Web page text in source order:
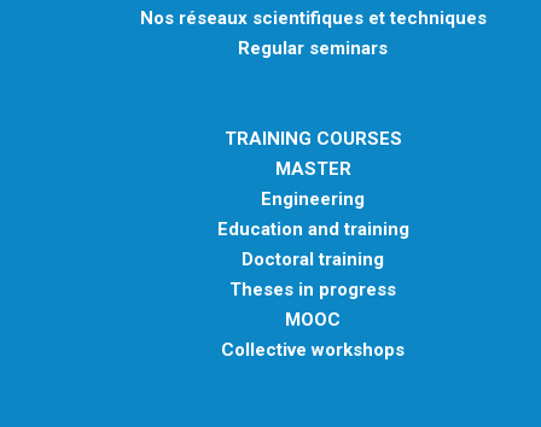
Nos réseaux scientifiques et techniques
Regular seminars
TRAINING COURSES
MASTER
Engineering
Education and training
Doctoral training
Theses in progress
MOOC
Collective workshops